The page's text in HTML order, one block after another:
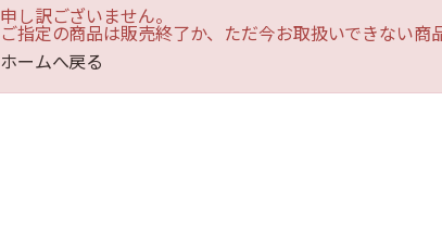
申し訳ございません。
ご指定の商品は販売終了か、ただ今お取扱いできない商品
ホームへ戻る